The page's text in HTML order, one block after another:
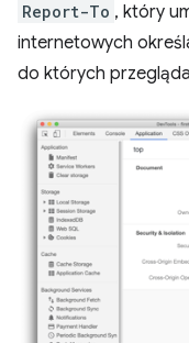
Report-To , który
internetowych
do których